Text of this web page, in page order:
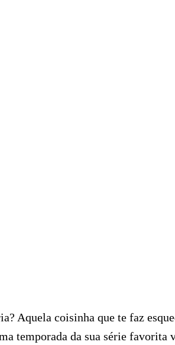
Aquela coisinha que te faz
temporada da sua série favorita